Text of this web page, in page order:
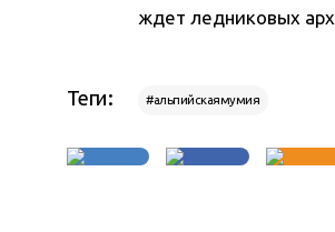
ждет ледниковых
Теги: #альпийскаямумия